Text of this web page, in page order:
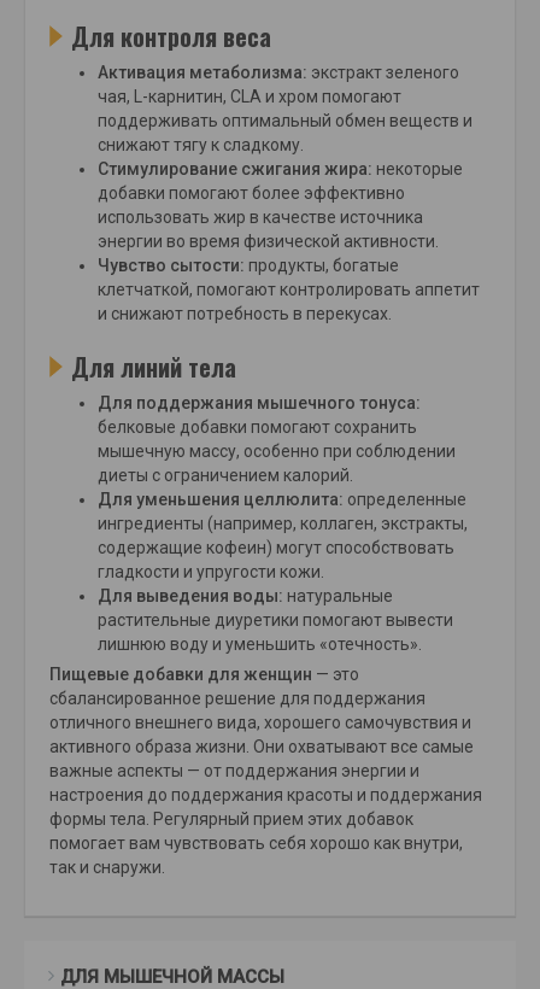
Для контроля веса
Активация метаболизма: экстракт зеленого
чая, L-карнитин, CLA и хром помогают
поддерживать оптимальный обмен веществ и
снижают тягу к сладкому.
Стимулирование сжигания жира: некоторые
добавки помогают более эффективно
использовать жир в качестве источника
энергии во время физической активности.
Чувство сытости: продукты, богатые
клетчаткой, помогают контролировать аппетит
и снижают потребность в перекусах.
Для линий тела
Для поддержания мышечного тонуса:
белковые добавки помогают сохранить
мышечную массу, особенно при соблюдении
диеты с ограничением калорий.
Для уменьшения целлюлита: определенные
ингредиенты (например, коллаген, экстракты,
содержащие кофеин) могут способствовать
гладкости и упругости кожи.
Для выведения воды: натуральные
растительные диуретики помогают вывести
лишнюю воду и уменьшить «отечность».
Пищевые добавки для женщин — это
сбалансированное решение для поддержания
отличного внешнего вида, хорошего самочувствия и
активного образа жизни. Они охватывают все самые
важные аспекты — от поддержания энергии и
настроения до поддержания красоты и поддержания
формы тела. Регулярный прием этих добавок
помогает вам чувствовать себя хорошо как внутри,
так и снаружи.
ДЛЯ МЫШЕЧНОЙ МАССЫ